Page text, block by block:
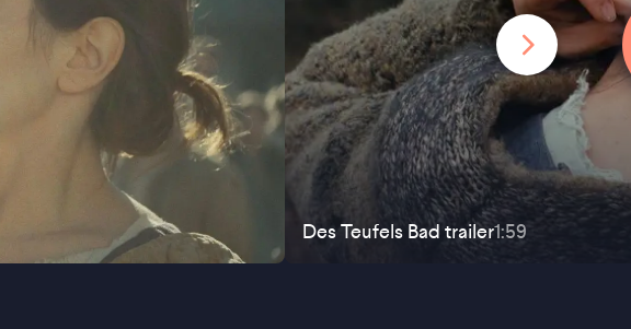
Des Teufels Bad trailer1:59